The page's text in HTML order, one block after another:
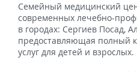
Семейный медицинский
современных лечебно-
в городах: Сергиев Посад,
предоставляющая полный
услуг для детей и взрослых.